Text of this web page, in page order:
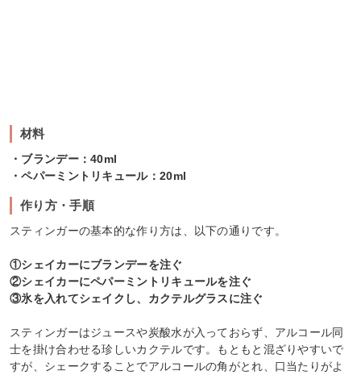
材料
・ブランデー：40ml
・ペパーミントリキュール：20ml
作り方・手順
スティンガーの基本的な作り方は、以下の通りです。
①シェイカーにブランデーを注ぐ
②シェイカーにペパーミントリキュールを注ぐ
③氷を入れてシェイクし、カクテルグラスに注ぐ
スティンガーはジュースや炭酸水が入っておらず、アルコール同
士を掛け合わせる珍しいカクテルです。もともと混ざりやすいで
すが、シェークすることでアルコールの角がとれ、口当たりがよ